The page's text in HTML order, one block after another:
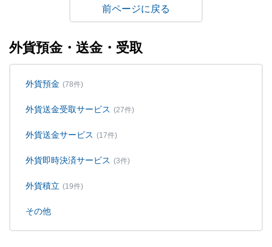
戻る
外貨預金・送金・受取
外貨預金 (78件)
外貨送金受取サービス (27件)
外貨送金サービス (17件)
外貨即時決済サービス (3件)
外貨積立 (19件)
その他